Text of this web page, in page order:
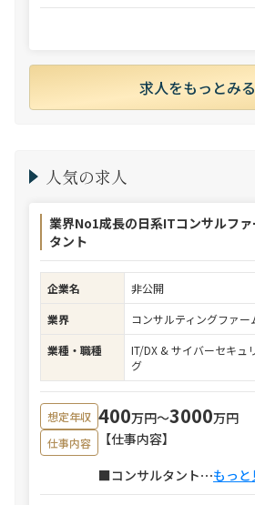
求人をもっとみる
人気の求人
業界No1成長の日系ITコンサルフ
タント
企業名
非公開
業界
コンサルティングファー
業種・職種
IT/DX & サイバーセキュ
グ
想定年収 400万円〜3000万円
仕事内容
【仕事内容】
■コンサルタント⋯もっと